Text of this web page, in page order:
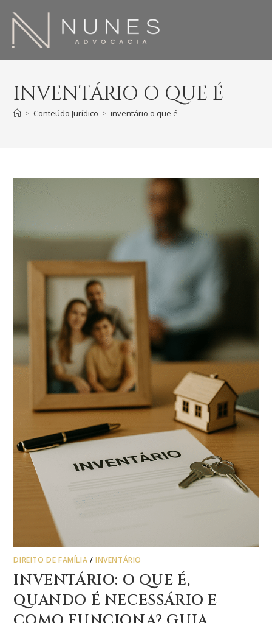
INVENTÁRIO O QUE É
> Conteúdo Jurídico > inventário o que é
DIREITO DE FAMÍLIA /INVENTÁRIO
INVENTÁRIO: O QUE É,
QUANDO É NECESSÁRIO E